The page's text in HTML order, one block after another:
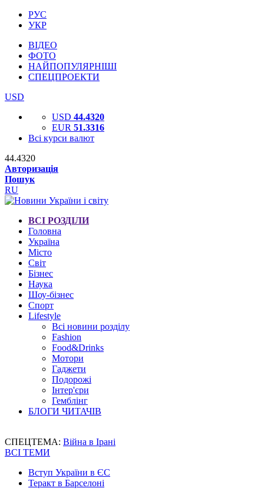
РУС
УКР
ВІДЕО
ФОТО
НАЙПОПУЛЯРНІШІ
СПЕЦПРОЕКТИ
USD
USD 44.4320
EUR 51.3316
Всі курси валют
44.4320
Авторизація
Пошук
RU
ВСІ РОЗДІЛИ
Головна
Україна
Місто
Світ
Бізнес
Наука
Шоу-бізнес
Спорт
Lifestyle
Всі новини розділу
Fashion
Food&Drinks
Мотори
Гаджети
Подорожі
Інтер'єри
Гемблінг
БЛОГИ ЧИТАЧІВ
СПЕЦТЕМА: Війна в Ірані
ВСІ ТЕМИ
Вступ України в ЄС
Теракт в Барселоні